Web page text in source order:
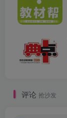
评论 抢沙发